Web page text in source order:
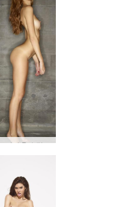
빅토리아 R 슈팅스타 #80